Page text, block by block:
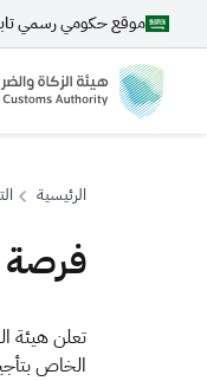
موقع حكومي رسمي
بحث
الرئيسية
فرصة
​​​تعلن هيئة
الخاص